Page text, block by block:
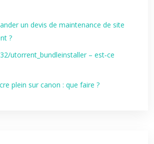
un devis de maintenance de site
?
utorrent_bundleinstaller – est‑ce
plein sur canon : que faire ?